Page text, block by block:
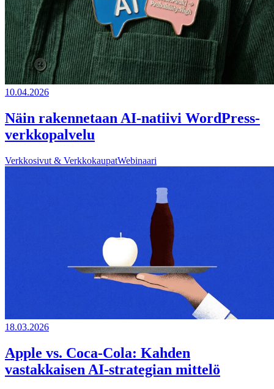
10.04.2026
Näin rakennetaan AI-natiivi WordPress-
verkkopalvelu
Verkkosivut & VerkkokaupatWebinaari
18.03.2026
Apple vs. Coca-Cola: Kahden
vastakkaisen AI-strategian mittelö